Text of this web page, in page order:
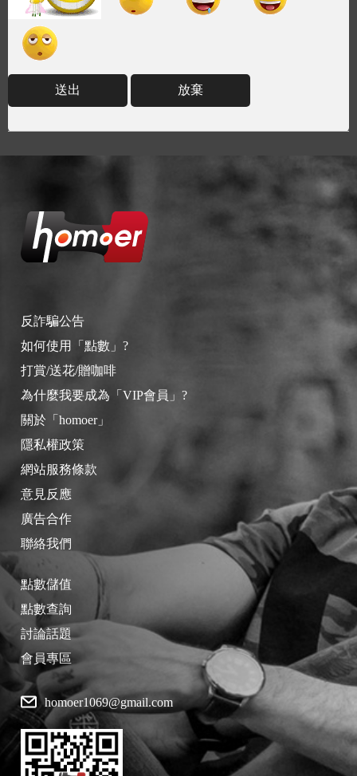
送出 放棄
反詐騙公告
如何使用「點數」?
打賞/送花/贈咖啡
為什麼我要成為「VIP會員」?
關於「homoer」
隱私權政策
網站服務條款
意見反應
廣告合作
聯絡我們
點數儲值
點數查詢
討論話題
會員專區
homoer1069@gmail.com